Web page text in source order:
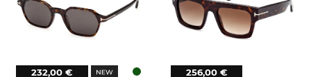
232,00 € 256,00 €